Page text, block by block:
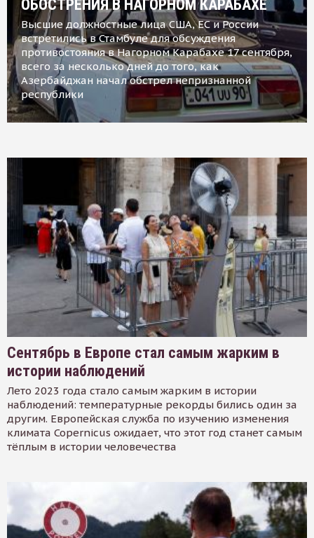
ОБОСТРЕНИЯ В НАГОРНОМ КАРАБАХЕ
Высшие должностные лица США, ЕС и России
встретились в Стамбуле для обсуждения
противостояния в Нагорном Карабахе 17 сентября,
всего за несколько дней до того, как
Азербайджан начал обстрел непризнанной
республики
Сентябрь в Европе стал самым жарким в
истории наблюдений
Лето 2023 года стало самым жарким в истории
наблюдений: температурные рекорды бились один за
другим. Европейская служба по изучению изменения
климата Copernicus ожидает, что этот год станет самым
тёплым в истории человечества